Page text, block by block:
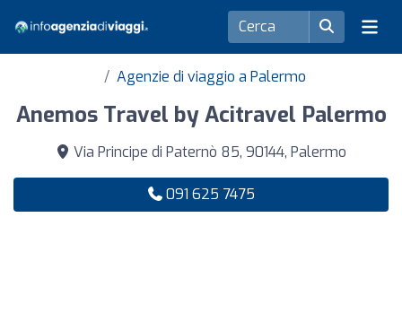
Agenzie di viaggio a Palermo
Anemos Travel by Acitravel Palermo
Via Principe di Paternò 85, 90144, Palermo
091 625 7475